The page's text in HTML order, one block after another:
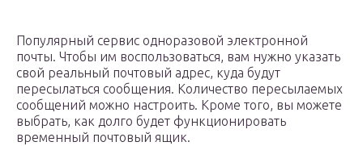
Популярный сервис одноразовой электронной
почты. Чтобы им воспользоваться, вам нужно указать
свой реальный почтовый адрес, куда будут
пересылаться сообщения. Количество пересылаемых
сообщений можно настроить. Кроме того, вы можете
выбрать, как долго будет функционировать
временный почтовый ящик.